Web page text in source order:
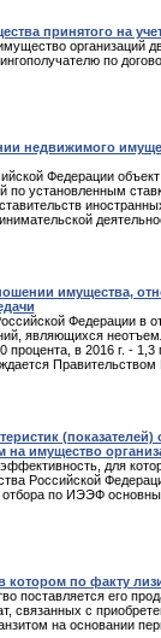
принятого на
организаций
по
недвижимого
Федерации
по установленным
имущества,
Федерации в
являющихся
процента, в 2016 г. -
на имущество
для
Российской
по ИЭЭФ
котором по факту
поставляется его
связанных с
на основании